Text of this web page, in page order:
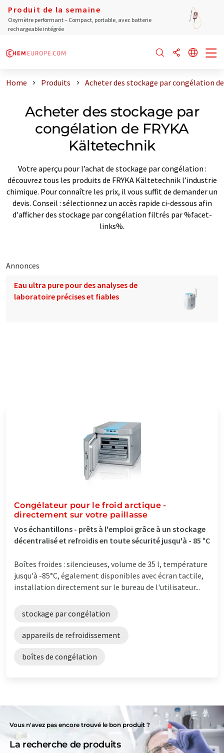
Produit de la semaine
Oxymètre performant – Compact, portable, avec batterie
rechargeable intégrée
Home Produits Acheter des stockage par congélation
Acheter des stockage par
congélation de FRYKA
Kältetechnik
Votre aperçu pour l’achat de stockage par congélation :
découvrez tous les produits de FRYKA Kältetechnik l’industrie
chimique. Pour connaître les prix, il vous suffit de demander un
devis. Conseil : sélectionnez un accès rapide ci-dessous afin
d'afficher des stockage par congélation filtrés par %facet-
links%.
Annonces
Eau ultra pure pour des analyses de
laboratoire précises et fiables
Congélateur pour le froid arctique -
directement sur votre paillasse
Vos échantillons - prêts à l'emploi grâce à un stockage
décentralisé et refroidis en toute sécurité jusqu'à - 85 °C
Boîtes froides : silencieuses, volume de 35 l, température
jusqu'à -85°C, également disponibles avec écran tactile,
installation directement sur le bureau de l'utilisateur...
stockage par congélation
appareils de refroidissement
boîtes de congélation
Vous n'avez pas encore trouvé le bon produit ?
La recherche de produits